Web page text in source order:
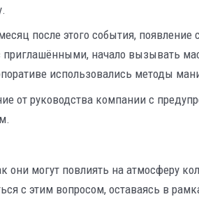
после этого события, появление
приглашёнными, начало вызывать
использовались методы
от руководства компании с
они могут повлиять на атмосферу
с этим вопросом, оставаясь в